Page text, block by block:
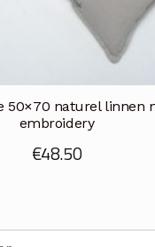
50×70 naturel linnen
embroidery
€48.50